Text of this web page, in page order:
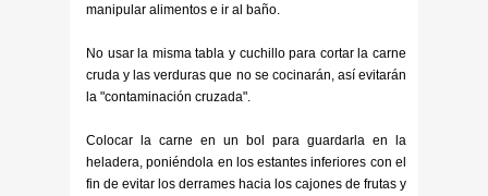
manipular alimentos e ir al baño.
No usar la misma tabla y cuchillo para cortar la carne
cruda y las verduras que no se cocinarán, así evitarán
la "contaminación cruzada".
Colocar la carne en un bol para guardarla en la
heladera, poniéndola en los estantes inferiores con el
fin de evitar los derrames hacia los cajones de frutas y